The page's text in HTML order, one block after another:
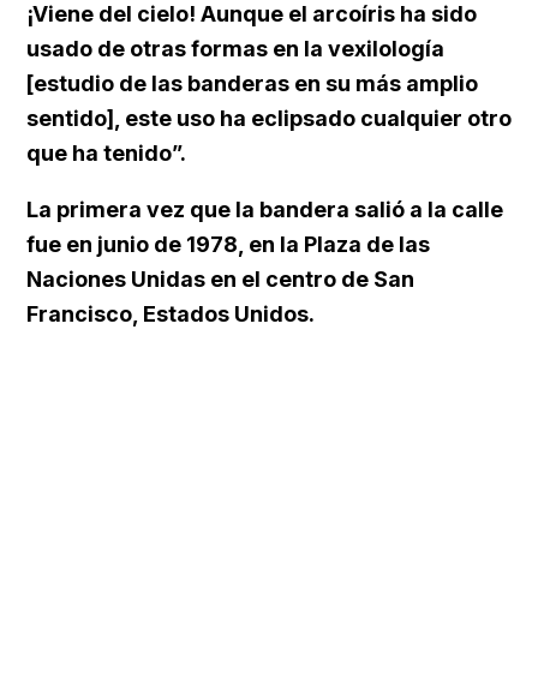
¡Viene del cielo! Aunque el arcoíris ha sido
usado de otras formas en la vexilología
[estudio de las banderas en su más amplio
sentido], este uso ha eclipsado cualquier otro
que ha tenido”.
La primera vez que la bandera salió a la calle
fue en junio de 1978, en la Plaza de las
Naciones Unidas en el centro de San
Francisco, Estados Unidos.